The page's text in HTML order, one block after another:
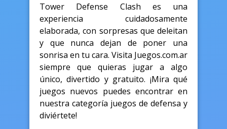
Tower Defense Clash es una
experiencia cuidadosamente
elaborada, con sorpresas que deleitan
y que nunca dejan de poner una
sonrisa en tu cara. Visita Juegos.com.ar
siempre que quieras jugar a algo
único, divertido y gratuito. ¡Mira qué
juegos nuevos puedes encontrar en
nuestra categoría juegos de defensa y
diviértete!